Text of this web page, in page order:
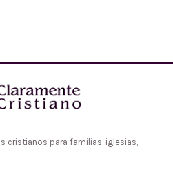
cristianos para familias, iglesias,